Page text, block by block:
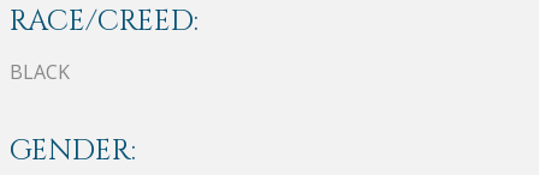
RACE/CREED:
BLACK
GENDER: